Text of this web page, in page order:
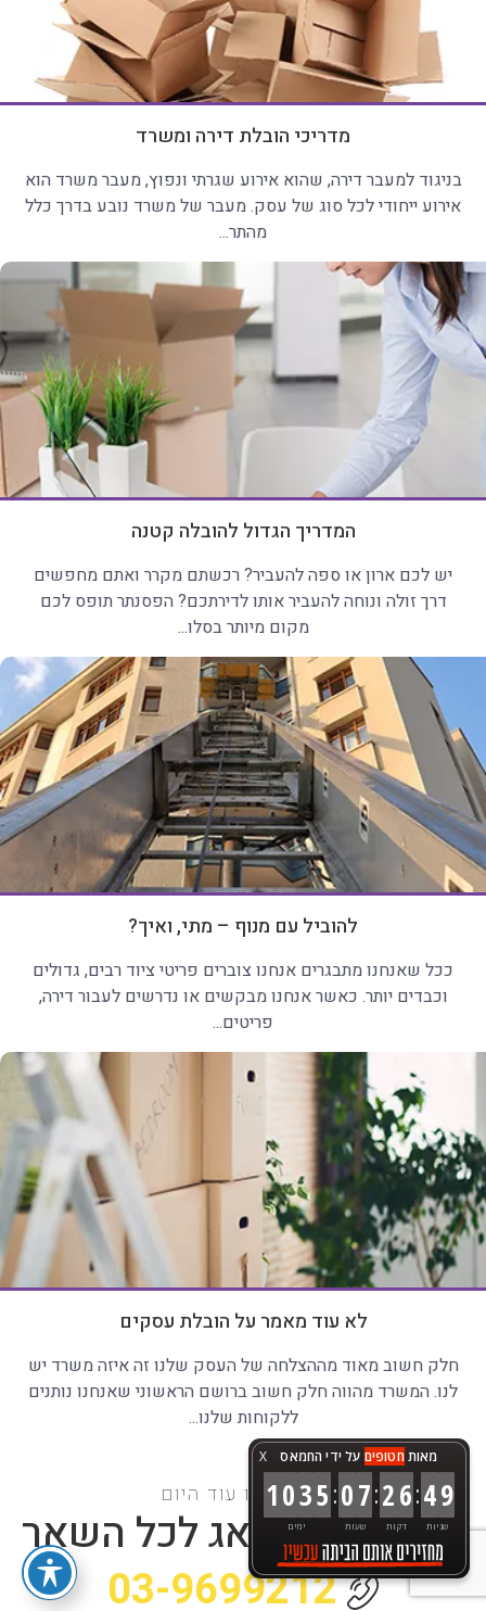
מדריכי הובלת דירה ומשרד
בניגוד למעבר דירה, שהוא אירוע שגרתי ונפוץ, מעבר משרד הוא
אירוע ייחודי לכל סוג של עסק. מעבר של משרד נובע בדרך כלל
מהתר...
המדריך הגדול להובלה קטנה
יש לכם ארון או ספה להעביר? רכשתם מקרר ואתם מחפשים
דרך זולה ונוחה להעביר אותו לדירתכם? הפסנתר תופס לכם
מקום מיותר בסלו...
להוביל עם מנוף – מתי, ואיך?
ככל שאנחנו מתבגרים אנחנו צוברים פריטי ציוד רבים, גדולים
וכבדים יותר. כאשר אנחנו מבקשים או נדרשים לעבור דירה,
פריטים...
לא עוד מאמר על הובלת עסקים
חלק חשוב מאוד מההצלחה של העסק שלנו זה איזה משרד יש
לנו. המשרד מהווה חלק חשוב ברושם הראשוני שאנחנו נותנים
ללקוחות שלנו...
X מאותחטופים על ידי החמאס
1035
ימים
:07
שעות
:26
דקות
:50
שניות
פנו אלינו עוד היום
אנחנו כבר נדאג לכל השאר
03-9699212